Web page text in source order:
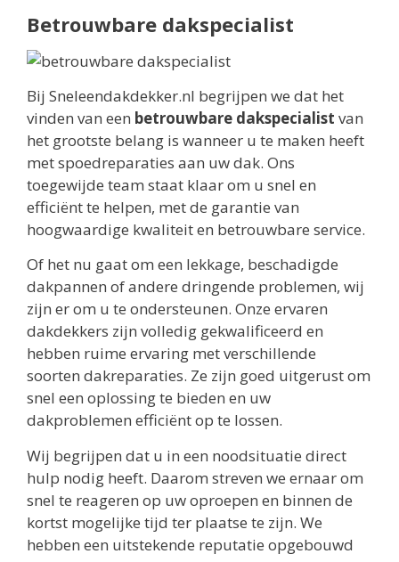
Betrouwbare dakspecialist
Bij Sneleendakdekker.nl begrijpen we dat het
vinden van een betrouwbare dakspecialist van
het grootste belang is wanneer u te maken heeft
met spoedreparaties aan uw dak. Ons
toegewijde team staat klaar om u snel en
efficiënt te helpen, met de garantie van
hoogwaardige kwaliteit en betrouwbare service.
Of het nu gaat om een lekkage, beschadigde
dakpannen of andere dringende problemen, wij
zijn er om u te ondersteunen. Onze ervaren
dakdekkers zijn volledig gekwalificeerd en
hebben ruime ervaring met verschillende
soorten dakreparaties. Ze zijn goed uitgerust om
snel een oplossing te bieden en uw
dakproblemen efficiënt op te lossen.
Wij begrijpen dat u in een noodsituatie direct
hulp nodig heeft. Daarom streven we ernaar om
snel te reageren op uw oproepen en binnen de
kortst mogelijke tijd ter plaatse te zijn. We
hebben een uitstekende reputatie opgebouwd